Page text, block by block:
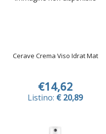
Cerave Crema Viso Idrat Mat
€14,62
Listino: € 20,89